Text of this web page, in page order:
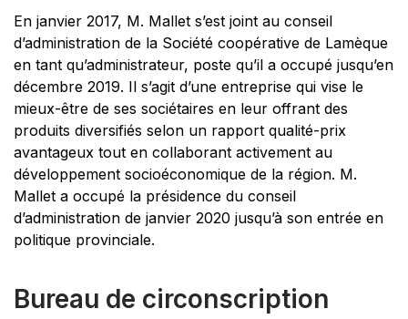
En janvier 2017, M. Mallet s’est joint au conseil
d’administration de la Société coopérative de Lamèque
en tant qu’administrateur, poste qu’il a occupé jusqu’en
décembre 2019. Il s’agit d’une entreprise qui vise le
mieux-être de ses sociétaires en leur offrant des
produits diversifiés selon un rapport qualité-prix
avantageux tout en collaborant activement au
développement socioéconomique de la région. M.
Mallet a occupé la présidence du conseil
d’administration de janvier 2020 jusqu’à son entrée en
politique provinciale.
Bureau de circonscription